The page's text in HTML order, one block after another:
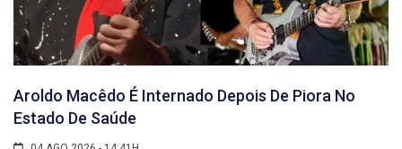
Aroldo Macêdo É Internado Depois De Piora No
Estado De Saúde